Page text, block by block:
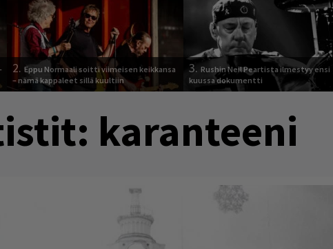
2. Eppu Normaali soitti viimeisen keikkansa
– nämä kappaleet sillä kuultiin
3. Rushin Neil Peartista ilmestyy ensi
kuussa dokumentti
karanteeni